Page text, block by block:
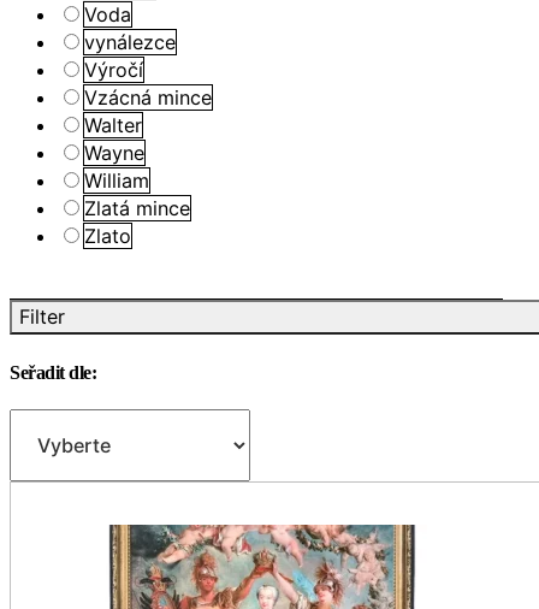
Voda
vynálezce
Výročí
Vzácná mince
Walter
Wayne
William
Zlatá mince
Zlato
Filter
Seřadit dle: